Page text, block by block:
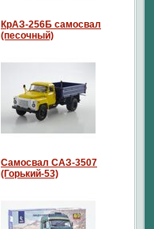
КрАЗ-256Б самосвал
(песочный)
Самосвал САЗ-3507
(Горький-53)